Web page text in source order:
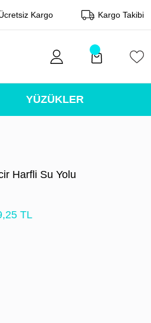
Kargo Kargo Takibi
YÜZÜKLER
Harfli Su Yolu
TL